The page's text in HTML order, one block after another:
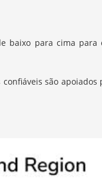
baixo para cima
são